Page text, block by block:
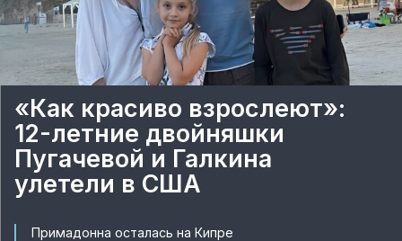
«Как красиво взрослеют»:
12-летние двойняшки
Пугачевой и Галкина
улетели в США
Примадонна осталась на Кипре